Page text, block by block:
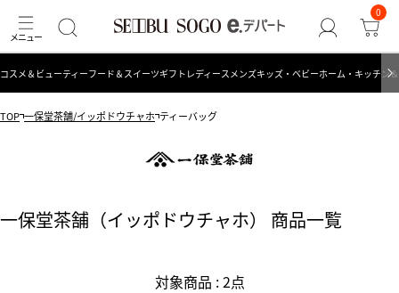
0
コスメ＆ビューティーフード＆スイーツギフト レディース メンズキッズ・ベビーホーム・キッチン
TOP 一保堂茶舗/イッポドウチャホ ティーバッグ
一保堂茶舗（イッポドウチャホ） 商品一覧
対象商品 : 2点